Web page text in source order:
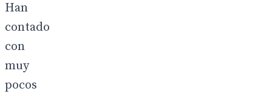
Han
contado
con
muy
pocos